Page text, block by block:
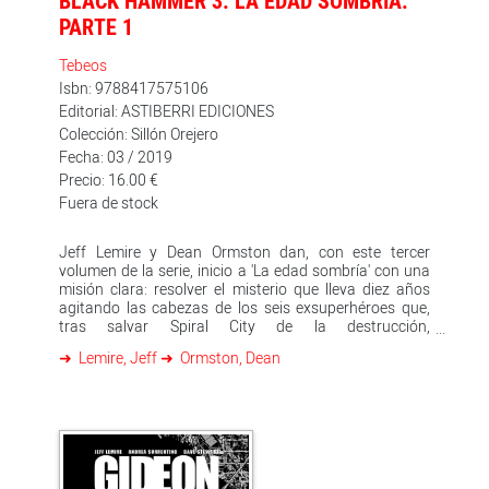
PARTE 1
Tebeos
Isbn: 9788417575106
Editorial: ASTIBERRI EDICIONES
Colección: Sillón Orejero
Fecha: 03 / 2019
Precio: 16.00 €
Fuera de stock
Jeff Lemire y Dean Ormston dan, con este tercer
volumen de la serie, inicio a 'La edad sombría' con una
misión clara: resolver el misterio que lleva diez años
agitando las cabezas de los seis exsuperhéroes que,
tras salvar Spiral City de la destrucción,
se habían convertido en leyendas urbanas, pero no
está a punto de revelar a nuestros héroes cómo
acabaron atrapados en la granja y cómo huir de ella,
desaparece. Junto a ella, también se esfuma la
Lemire, Jeff Ormston, Dean